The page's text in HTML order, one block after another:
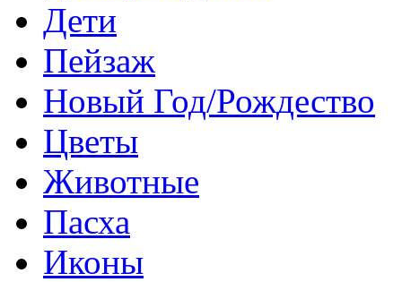
Дети
Пейзаж
Новый Год/Рождество
Цветы
Животные
Пасха
Иконы